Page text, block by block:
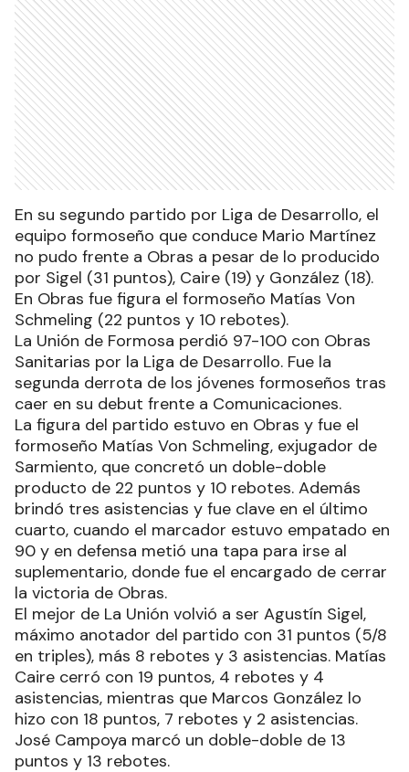
En su segundo partido por Liga de Desarrollo, el
equipo formoseño que conduce Mario Martínez
no pudo frente a Obras a pesar de lo producido
por Sigel (31 puntos), Caire (19) y González (18).
En Obras fue figura el formoseño Matías Von
Schmeling (22 puntos y 10 rebotes).
La Unión de Formosa perdió 97-100 con Obras
Sanitarias por la Liga de Desarrollo. Fue la
segunda derrota de los jóvenes formoseños tras
caer en su debut frente a Comunicaciones.
La figura del partido estuvo en Obras y fue el
formoseño Matías Von Schmeling, exjugador de
Sarmiento, que concretó un doble-doble
producto de 22 puntos y 10 rebotes. Además
brindó tres asistencias y fue clave en el último
cuarto, cuando el marcador estuvo empatado en
90 y en defensa metió una tapa para irse al
suplementario, donde fue el encargado de cerrar
la victoria de Obras.
El mejor de La Unión volvió a ser Agustín Sigel,
máximo anotador del partido con 31 puntos (5/8
en triples), más 8 rebotes y 3 asistencias. Matías
Caire cerró con 19 puntos, 4 rebotes y 4
asistencias, mientras que Marcos González lo
hizo con 18 puntos, 7 rebotes y 2 asistencias.
José Campoya marcó un doble-doble de 13
puntos y 13 rebotes.